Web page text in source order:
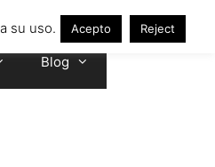
Blog
su uso. Acepto Reject